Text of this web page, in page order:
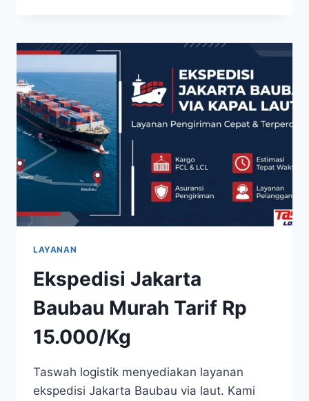
LAYANAN
Ekspedisi Jakarta
Baubau Murah Tarif Rp
15.000/Kg
Taswah logistik menyediakan layanan
ekspedisi Jakarta Baubau via laut. Kami